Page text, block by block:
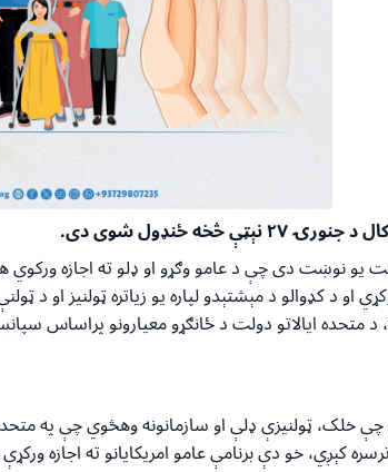
یو نوښت دی چې د عامو وګړو او ډلو ته اجازه
د کډوالو د مېشتېدو لپاره یو زیاتره ټولنیز او
ایالاتو دولت د ځانګړو معیارونو پراساس
خلک، ټولنیزې ډلې او سازمانونه وهڅوي چې په
کېږي، خو دې برنامې عامو امریکایانو ته اجازه